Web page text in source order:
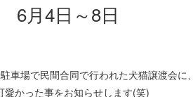
6月4日～8日
車場で民間合同で行われた犬猫譲渡会
愛かった事をお知らせします(笑)